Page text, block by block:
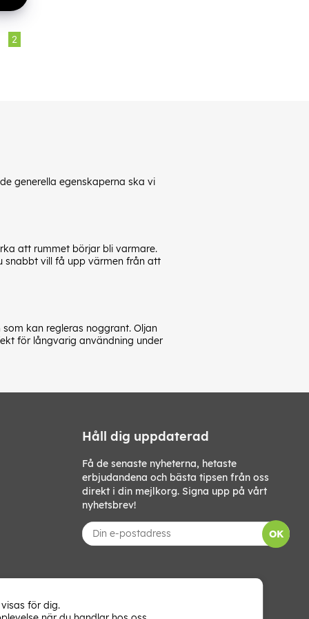
2
generella egenskaperna ska vi
att rummet börjar bli varmare.
snabbt vill få upp värmen från att
kan regleras noggrant. Oljan
för långvarig användning under
Håll dig uppdaterad
Få de senaste nyheterna, hetaste
erbjudandena och bästa tipsen från oss
direkt i din mejlkorg. Signa upp på vårt
nyhetsbrev!
OK
för dig.